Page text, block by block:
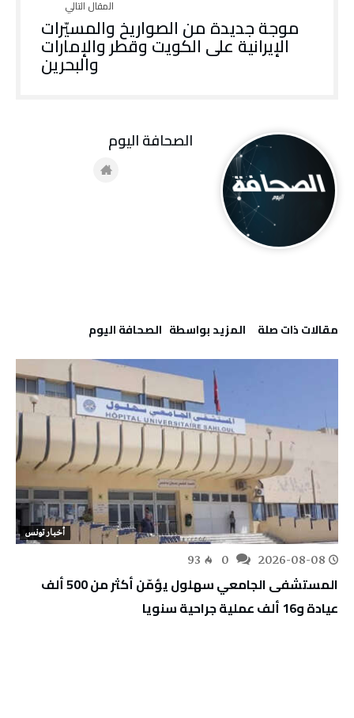
موجة جديدة من الصواريخ والمسيّرات
الإيرانية على الكويت وقطر والإمارات
والبحرين
‫مقالات ذات صلة‬ ‫‫المزيد بواسطة‬ ‬ ‭ ‬الصحافة‭ ‬اليوم
أخبار تونس
2026-08-08
93
المستشفى الجامعي سهلول يؤمّن أكثر من 500 ألف
عيادة و16 ألف عملية جراحية سنويا